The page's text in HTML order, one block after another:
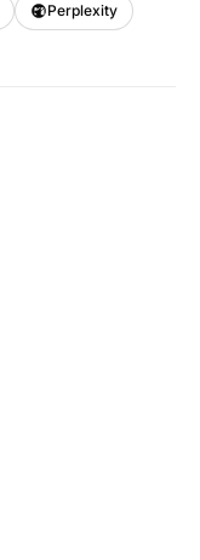
Perplexity